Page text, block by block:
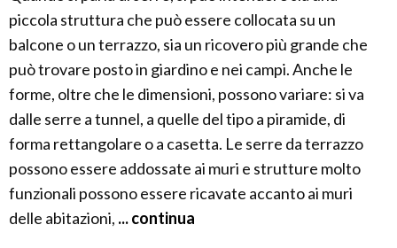
piccola struttura che può essere collocata su un
balcone o un terrazzo, sia un ricovero più grande che
può trovare posto in giardino e nei campi. Anche le
forme, oltre che le dimensioni, possono variare: si va
dalle serre a tunnel, a quelle del tipo a piramide, di
forma rettangolare o a casetta. Le serre da terrazzo
possono essere addossate ai muri e strutture molto
funzionali possono essere ricavate accanto ai muri
delle abitazioni, ... continua